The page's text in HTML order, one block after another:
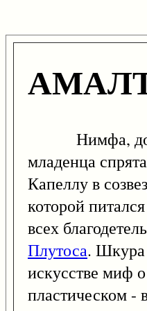
Нимфа, дочь
младенца
Капеллу в
которой
всех
Плутоса. Шкура
искусстве миф
пластическом -